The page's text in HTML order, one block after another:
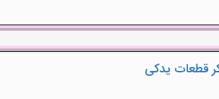
قطعات یدکی